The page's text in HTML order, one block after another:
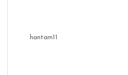
hantam11